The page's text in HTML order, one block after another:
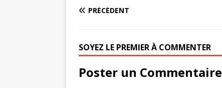
PRÉCÉDENT
SOYEZ LE PREMIER À COMMENTER
Poster un Commentaire